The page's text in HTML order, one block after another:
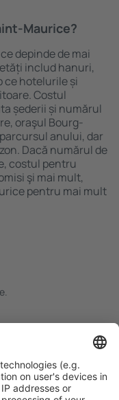
Maurice?
depinde de mai
includ hanuri,
ce hotelurile și
Costul
șederii și numărul
oraşul Bourg-
anului, dar
Dacă numărul de
costul pentru
şi mai mult,
pentru mai mult
de anulare.